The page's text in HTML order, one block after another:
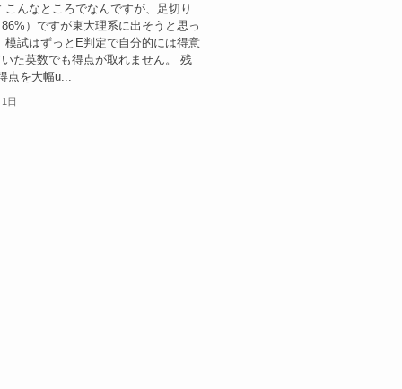
こんなところでなんですが、足切り
）ですが東大理系に出そうと思っ
模試はずっとE判定で自分的には得意
た英数でも得点が取れません。 残
点を大幅u...
日